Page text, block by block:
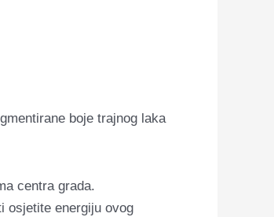
boje trajnog laka
centra grada.
osjetite energiju ovog